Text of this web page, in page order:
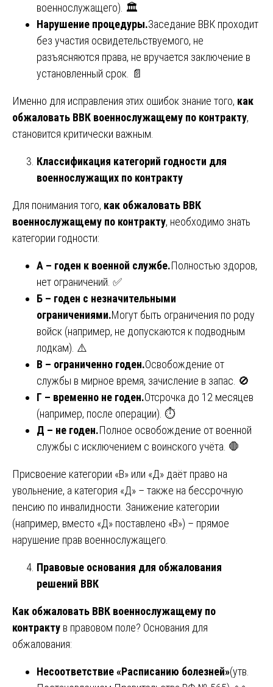
военнослужащего). 🏛️
Нарушение процедуры.Заседание ВВК проходит
без участия освидетельствуемого, не
разъясняются права, не вручается заключение в
установленный срок. 📄
Именно для исправления этих ошибок знание того, как
обжаловать ВВК военнослужащему по контракту,
становится критически важным.
Классификация категорий годности для
военнослужащих по контракту
Для понимания того, как обжаловать ВВК
военнослужащему по контракту, необходимо знать
категории годности:
А – годен к военной службе.Полностью здоров,
нет ограничений. ✅
Б – годен с незначительными
ограничениями.Могут быть ограничения по роду
войск (например, не допускаются к подводным
лодкам). ⚠️
В – ограниченно годен.Освобождение от
службы в мирное время, зачисление в запас. 🚫
Г – временно не годен.Отсрочка до 12 месяцев
(например, после операции). ⏱️
Д – не годен.Полное освобождение от военной
службы с исключением с воинского учёта. 🛑
Присвоение категории «В» или «Д» даёт право на
увольнение, а категория «Д» – также на бессрочную
пенсию по инвалидности. Занижение категории
(например, вместо «Д» поставлено «В») – прямое
нарушение прав военнослужащего.
Правовые основания для обжалования
решений ВВК
Как обжаловать ВВК военнослужащему по
контракту в правовом поле? Основания для
обжалования:
Несоответствие «Расписанию болезней»(утв.